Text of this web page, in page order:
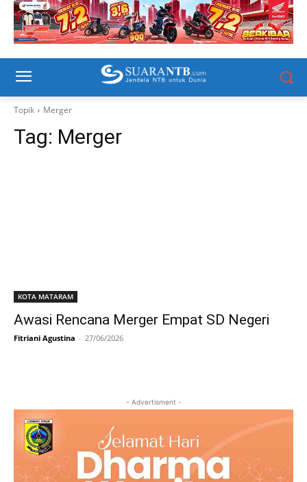
Topik Merger
Tag: Merger
KOTA MATARAM
Awasi Rencana Merger Empat SD Negeri
Fitriani Agustina - 27/06/2026
- Advertisment -